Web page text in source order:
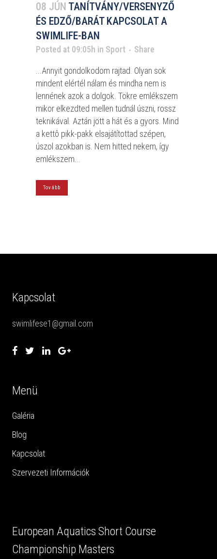
08 JÚN TANÍTVÁNY/VERSENYZŐ
ÉS EDZŐ/BARÁT KAPCSOLAT A
SWIMLIFE-BAN
Posted at 09:05h in Sport Share
...Annyit gondolkodom rajtad. Olyan sok
mindent elértél nálam és mindha nem is
lennének azok a dolgok. Tökre emlékszem
mikor elkezdted mellen tudnál úszni, rossz
teknikával. Aztán jött a hát és a gyors. Mind
a kettô pikk-pakk elsajátítottad szépen,
úszol azokban is. Nem hitted nekem, így
emlékszem...
Tovább
Kapcsolat
swimlifese1@gmail.com
Menü
Galéria
Blog
Kapcsolat
Szervezeti Információk
European Aquatics Short Course
Championship Masters